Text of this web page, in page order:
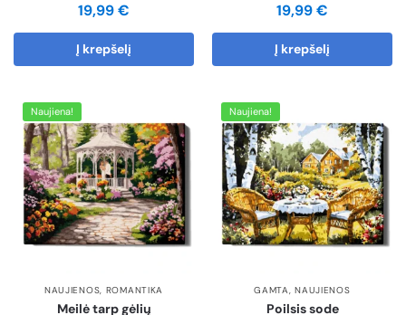
19,99€
Į krepšelį
19,99€
Į krepšelį
Naujiena!
NAUJIENOS, ROMANTIKA
Meilė tarp gėlių
Naujiena!
GAMTA,NAUJIENOS
Poilsis sode